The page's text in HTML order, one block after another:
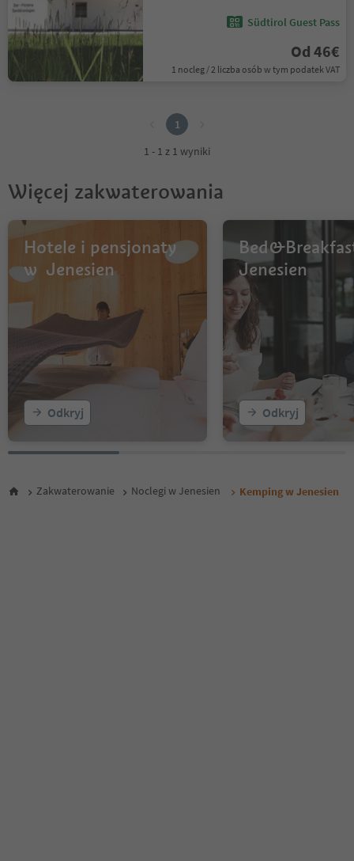
Südtirol Guest Pass
Od 46€
1 nocleg / 2 liczba osób w tym podatek VAT
1
1 - 1 z 1 wyniki
Więcej zakwaterowania
Hotele i pensjonaty
w Jenesien
Odkryj
Jenesien
Odkryj
Zakwaterowanie Noclegi w Jenesien Kemping w Jenesien